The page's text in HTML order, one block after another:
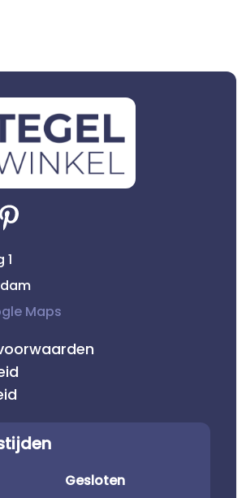
1
Maps
Gesloten